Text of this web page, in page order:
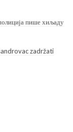
пише хиљаду
zadržati